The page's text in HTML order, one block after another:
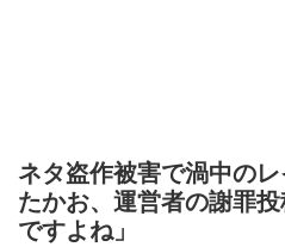
ネタ盗作被害で渦中の
たかお、運営者の謝罪
ですよね」